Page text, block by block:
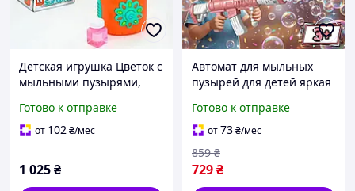
Детская игрушка Цветок с
мыльными пузырями,
генератор мыльных
пузырей
Готово к отправке
от 102₴/мес
1 025₴
Автомат для мыльных
пузырей для детей яркая
с подсветкой
Готово к отправке
от73₴/мес
729₴
859 ₴